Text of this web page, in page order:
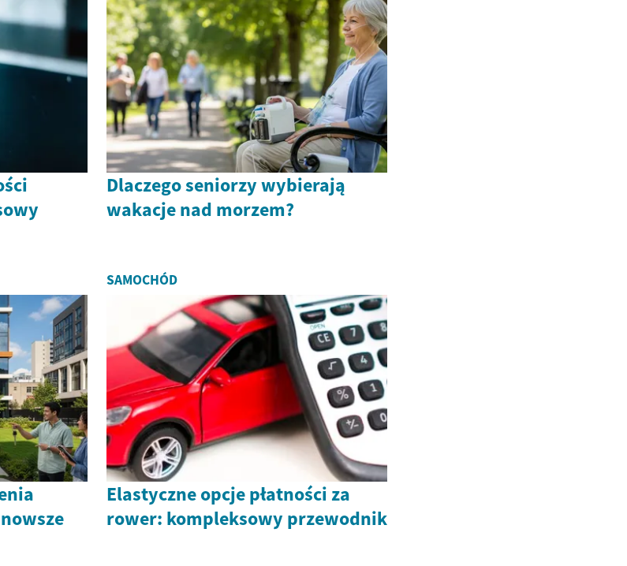
Dlaczego seniorzy wybierają
wakacje nad morzem?
SAMOCHÓD
Elastyczne opcje płatności za
rower: kompleksowy przewodnik